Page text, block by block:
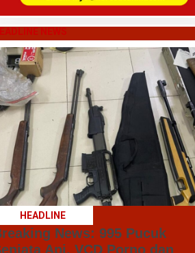
NEWS
HEADLINE
News: 995 Pucuk
Api, VCD Porno dan